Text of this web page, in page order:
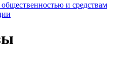
и средствам